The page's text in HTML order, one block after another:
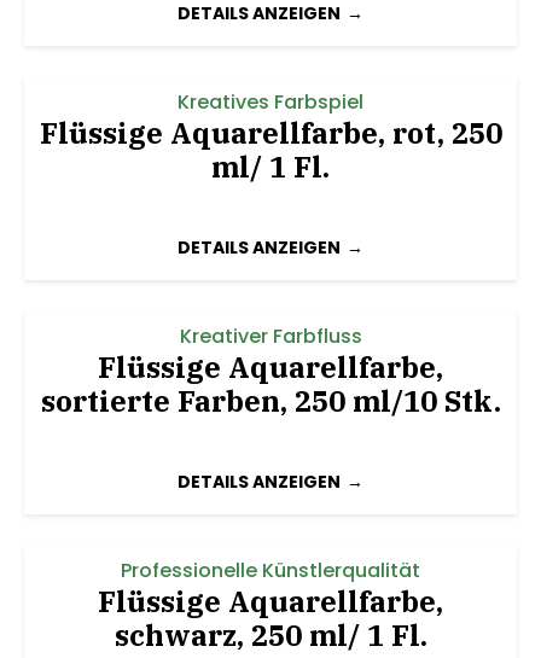
DETAILS ANZEIGEN
Kreatives Farbspiel
Flüssige Aquarellfarbe, rot, 250
ml/ 1 Fl.
DETAILS ANZEIGEN
Kreativer Farbfluss
Flüssige Aquarellfarbe,
sortierte Farben, 250 ml/10 Stk.
DETAILS ANZEIGEN
Professionelle Künstlerqualität
Flüssige Aquarellfarbe,
schwarz, 250 ml/ 1 Fl.